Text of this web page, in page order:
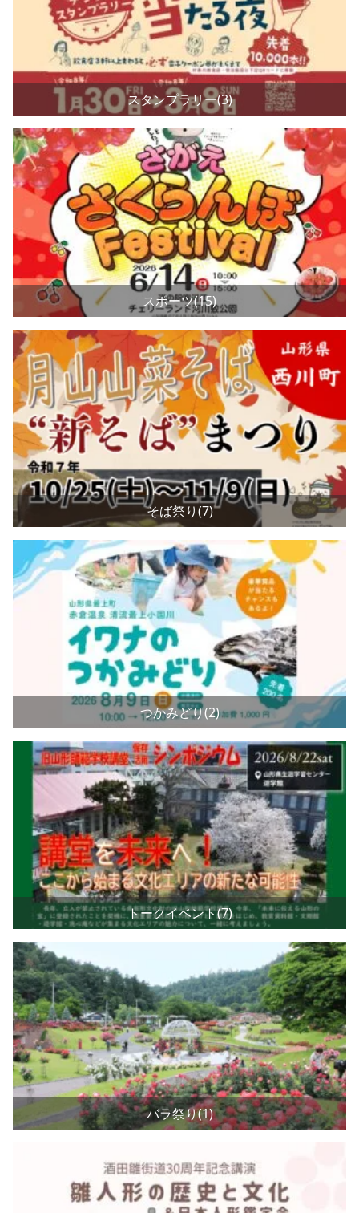
スタンプラリー(3)
スポーツ(15)
そば祭り(7)
つかみどり(2)
トークイベント(7)
バラ祭り(1)